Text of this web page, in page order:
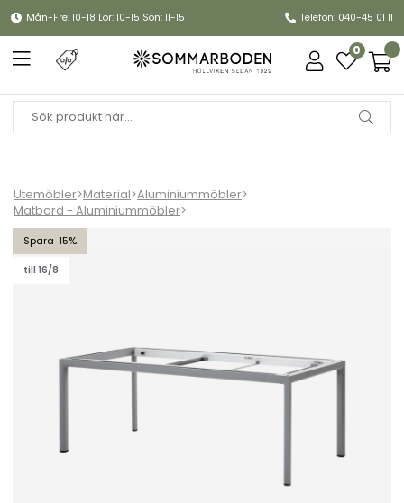
Mån-Fre: 10-18 Lör: 10-15 Sön: 11-15 Telefon: 040-45 01 11
0
Utemöbler>Material>Aluminiummöbler>
Matbord - Aluminiummöbler>
15
till 16/8
Drop matbordsunderrede 200x100 cm - light grey